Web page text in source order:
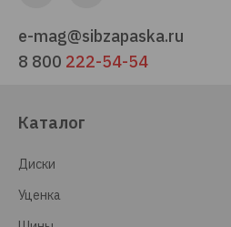
e-mag@sibzapaska.ru
8 800 222-54-54
Каталог
Диски
Уценка